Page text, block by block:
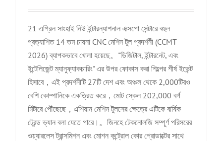
21 এপ্রিল সাংহাই নিউ ইন্টারন্যাশনাল এক্সপো সেন্টারে বহুল
প্রত্যাশিত 14 তম চায়না CNC মেশিন টুল প্রদর্শনী (CCMT
2026) ব্যাপকভাবে খোলা হয়েছে。"ডিজিটাল, ইন্টারনেট, এবং
ইন্টেলিজেন্ট ম্যানুফ্যাকচারিং" এর উপর ফোকাস করা শিল্পের শীর্ষ ইভেন্ট
হিসাবে，এই প্রদর্শনীটি 27টি দেশ এবং অঞ্চল থেকে 2,000টিরও
বেশি কোম্পানিকে একত্রিত করে，মোট স্কেল 202,000 বর্গ
মিটারে পৌঁছেছে，এশিয়ান মেশিন টুলসের ক্ষেত্রে এটিকে বার্ষিক
ট্রেন্ড ভ্যান বলা যেতে পারে।。জিনহে টেকনোলজি সম্পূর্ণ পরিসরের
ওয়্যারলেস ট্রান্সমিশন এবং মোশন কন্ট্রোল কোর প্রোডাক্টের সাথে